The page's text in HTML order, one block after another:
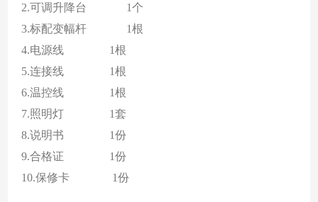
2.可调升降台 1个
3.标配变幅杆 1根
4.电源线 1根
5.连接线 1根
6.温控线 1根
7.照明灯 1套
8.说明书 1份
9.合格证 1份
10.保修卡 1份